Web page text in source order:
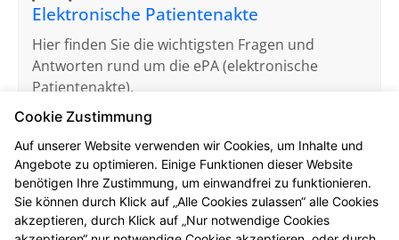
Elektronische Patientenakte
Hier finden Sie die wichtigsten Fragen und
Antworten rund um die ePA (elektronische
Patientenakte).
Mehr erfahren
Cookie Zustimmung
Auf unserer Website verwenden wir Cookies, um Inhalte und
Angebote zu optimieren. Einige Funktionen dieser Website
benötigen Ihre Zustimmung, um einwandfrei zu funktionieren.
Sie können durch Klick auf „Alle Cookies zulassen“ alle Cookies
akzeptieren, durch Klick auf „Nur notwendige Cookies